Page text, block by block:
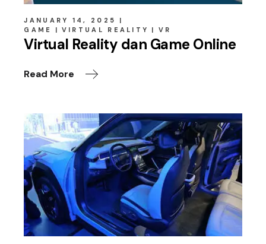
JANUARY 14, 2025
GAME
VIRTUAL REALITY VR
Virtual Reality dan Game Online
Read More